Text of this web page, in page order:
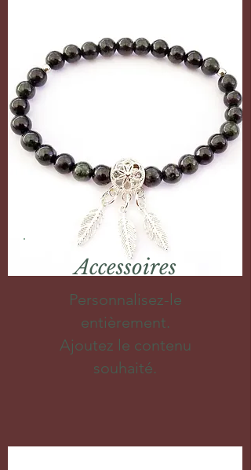
Accessoires
Personnalisez-le
entièrement.
Ajoutez le contenu
souhaité.